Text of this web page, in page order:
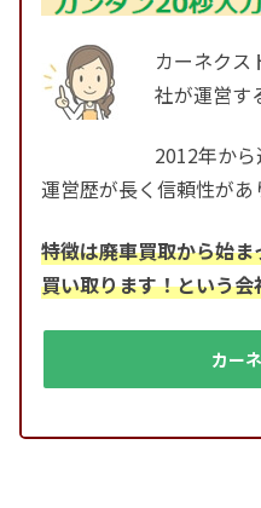
カーネクス
社が運営す
2012年か
運営歴が長く信頼性があ
特徴は廃車買取から始
買い取ります！という会
カー